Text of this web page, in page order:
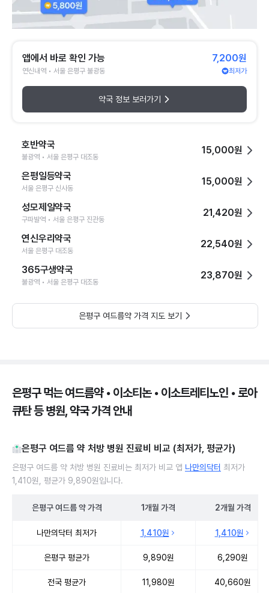
앱에서 바로 확인 가능
연신내역 • 서울 은평구 불광동
7,200원
최저가
약국 정보 보러가기
호반약국
불광역 • 서울 은평구 대조동
15,000원
은평일등약국
서울 은평구 신사동
15,000원
성모제일약국
구파발역 • 서울 은평구 진관동
21,420원
연신우리약국
서울 은평구 대조동
22,540원
365구생약국
불광역 • 서울 은평구 대조동
23,870원
은평구 여드름약 가격 지도 보기
은평구 먹는 여드름약 • 이소티논 • 이소트레티노인 • 로아
큐탄 등 병원, 약국 가격 안내
은평구 여드름 약 처방 병원 진료비 비교 (최저가, 평균가)
은평구 여드름 약 처방 병원 진료비는 최저가 비교 앱 나만의닥터 최저가
1,410원, 평균가 9,890원입니다.
은평구 여드름 약가격 1개월 가격 2개월 가격
나만의닥터 최저가 1,410원 1,410원
은평구 평균가 9,890원 6,290원
전국 평균가 11,980원 40,660원